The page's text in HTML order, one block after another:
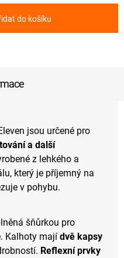
do košíku
jsou určené pro
a další
z lehkého a
který je příjemný na
v pohybu.
šňůrkou pro
Kalhoty mají dvě kapsy
Reflexní prvky